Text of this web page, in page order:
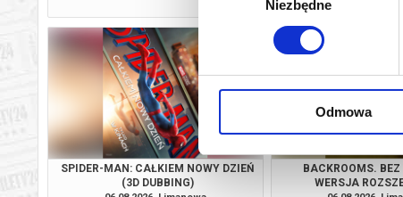
Niezbędne
Odmowa
SPIDER-MAN: CAŁKIEM NOWY DZIEŃ
(3D DUBBING)
BACKROOMS.
WERSJA